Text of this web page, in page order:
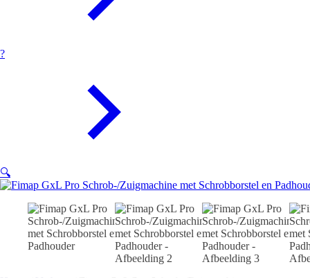
?
🔍